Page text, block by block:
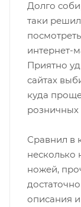
Долго
таки
интернет-
Приятно
сайтах
куда
розничных
Сравнил в
несколько
ножей,
описания